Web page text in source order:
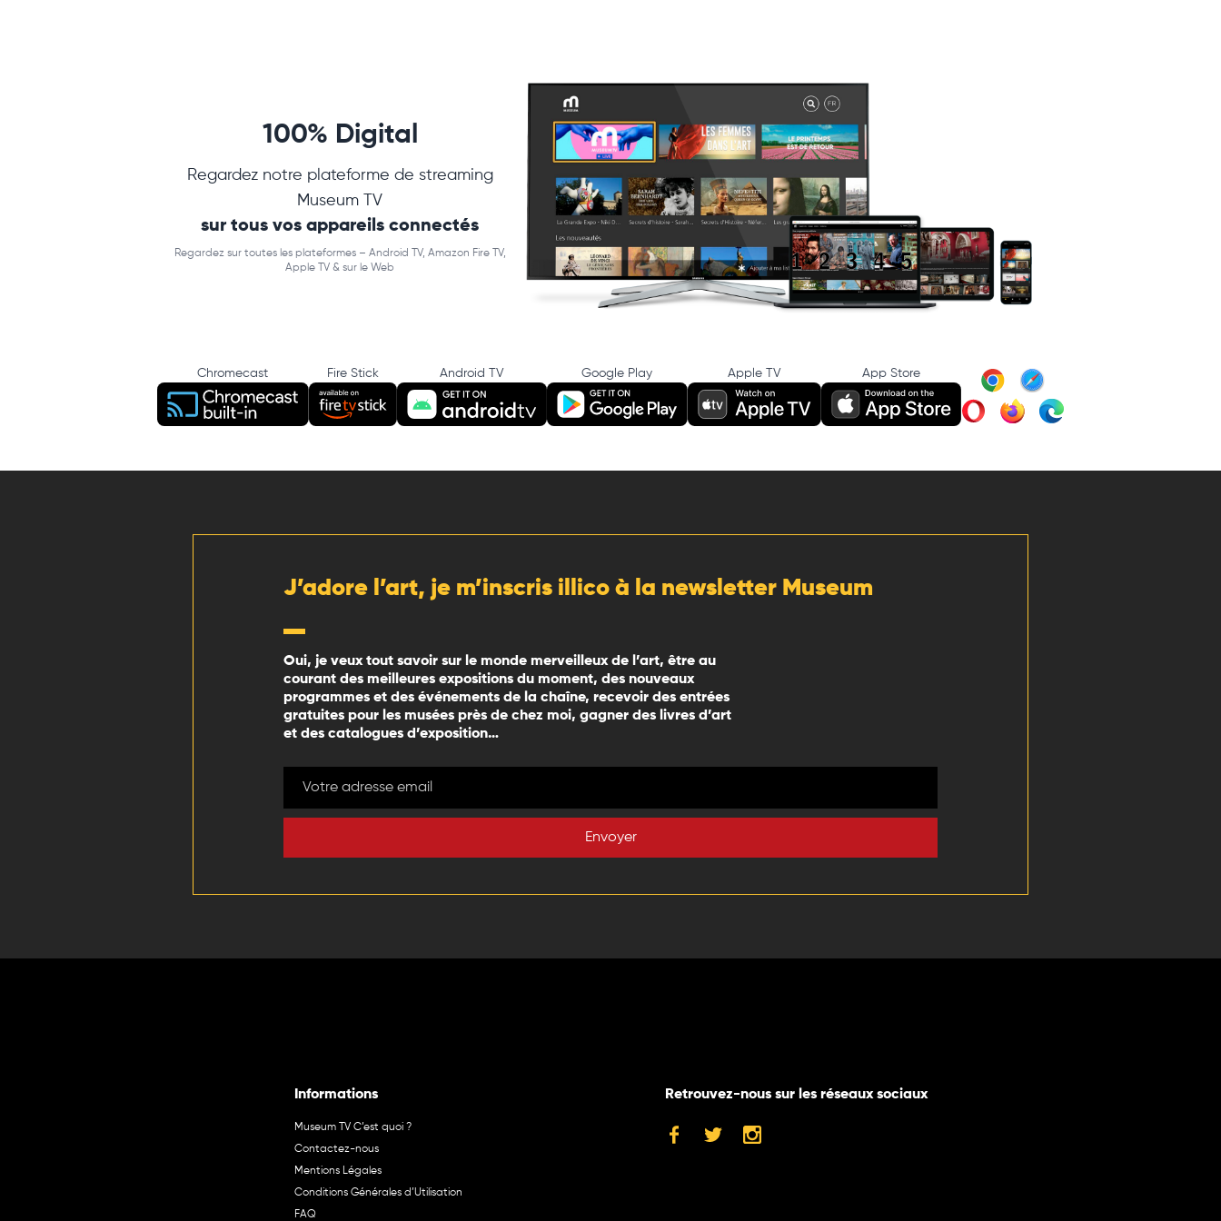
100% Digital
Regardez notre plateforme de streaming
Museum TV
sur tous vos appareils connectés
Regardez sur toutes les plateformes – Android TV, Amazon Fire TV,
Apple TV & sur le Web
Chromecast Fire Stick Android TV Google Play Apple TV App Store
J’adore l’art, je m’inscris illico à la newsletter Museum
Oui, je veux tout savoir sur le monde merveilleux de l’art, être au
courant des meilleures expositions du moment, des nouveaux
programmes et des événements de la chaîne, recevoir des entrées
gratuites pour les musées près de chez moi, gagner des livres d’art
et des catalogues d’exposition…
Envoyer
Informations
Museum TV C’est quoi ?
Contactez-nous
Mentions Légales
Conditions Générales d’Utilisation
FAQ
Retrouvez-nous sur les réseaux sociaux